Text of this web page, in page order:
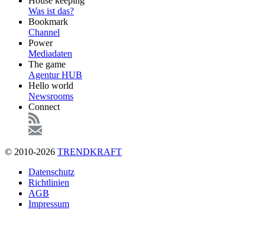
Was ist das?
Bookmark
Channel
Power
Mediadaten
The game
Agentur HUB
Hello world
Newsrooms
Connect
© 2010-2026 TRENDKRAFT
FußzeileDatenschutz
Richtlinien
AGB
Impressum